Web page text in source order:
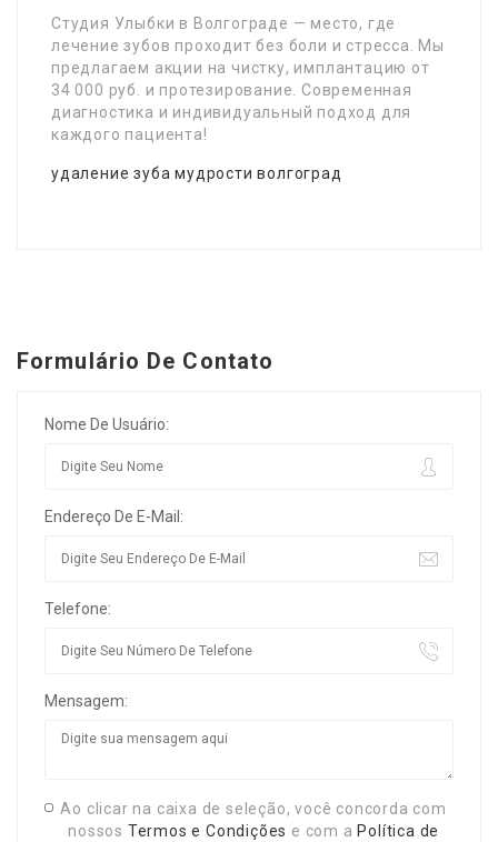
Студия Улыбки в Волгограде — место, где
лечение зубов проходит без боли и стресса. Мы
предлагаем акции на чистку, имплантацию от
34 000 руб. и протезирование. Современная
диагностика и индивидуальный подход для
каждого пациента!
удаление зуба мудрости волгоград
Formulário De Contato
Nome De Usuário:
Endereço De E-Mail:
Telefone:
Mensagem:
Ao clicar na caixa de seleção, você concorda com
nossos Termos e Condições e com a Política de